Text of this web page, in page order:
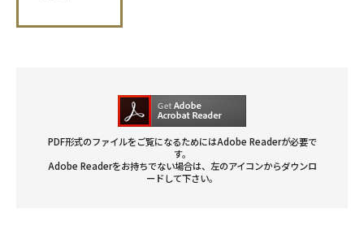
PDF形式のファイルをご覧になるためにはAdobe Readerが必要で
す。
Adobe Readerをお持ちでない場合は、左のアイコンからダウンロ
ードして下さい。